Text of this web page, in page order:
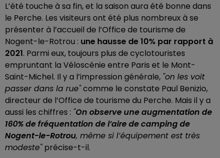
L’été touche à sa fin, et la saison aura été bonne dans
le Perche. Les visiteurs ont été plus nombreux à se
présenter à l’accueil de l’Office de tourisme de
Nogent-le-Rotrou : une hausse de 10% par rapport à
2021. Parmi eux, toujours plus de cyclotouristes
empruntant la Véloscénie entre Paris et le Mont-
Saint-Michel. Il y a l’impression générale, "on les voit
passer dans la rue"comme le constate Paul Benizio,
directeur de l’Office de tourisme du Perche. Mais il y a
aussi les chiffres : "On observe une augmentation de
160% de fréquentation de l’aire de camping de
Nogent-le-Rotrou, même si l’équipement est très
modeste"précise-t-il.